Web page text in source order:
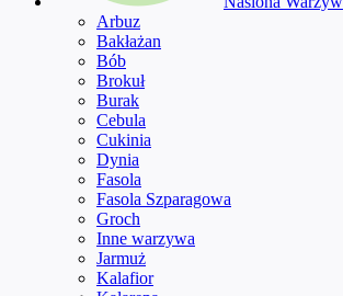
Arbuz
Bakłażan
Bób
Brokuł
Burak
Cebula
Cukinia
Dynia
Fasola
Fasola Szparagowa
Groch
Inne warzywa
Jarmuż
Kalafior